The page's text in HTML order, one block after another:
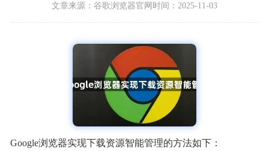
文章来源： 谷歌浏览器官网 时间：2025-11-03
Google浏览器实现下载资源智能管理的方法如下：